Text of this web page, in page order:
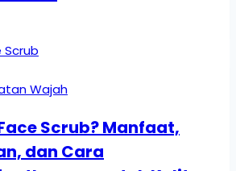
Wajah
Scrub? Manfaat,
dan Cara